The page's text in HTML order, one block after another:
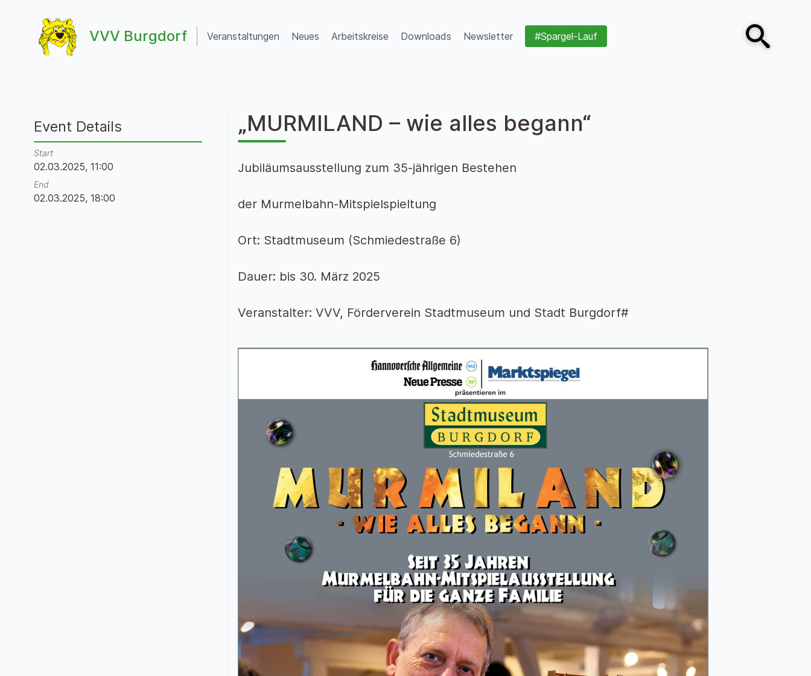
VVV Burgdorf
VVV Burgdorf
Veranstaltungen Neues Arbeitskreise Downloads Newsletter #Spargel-Lauf
Open search
„MURMILAND – wie alles begann“
Jubiläumsausstellung zum 35-jährigen Bestehen
der Murmelbahn-Mitspielspieltung
Ort: Stadtmuseum (Schmiedestraße 6)
Dauer: bis 30. März 2025
Veranstalter: VVV, Förderverein Stadtmuseum und Stadt Burgdorf#
Event Details
Start
02.03.2025, 11:00
End
02.03.2025, 18:00